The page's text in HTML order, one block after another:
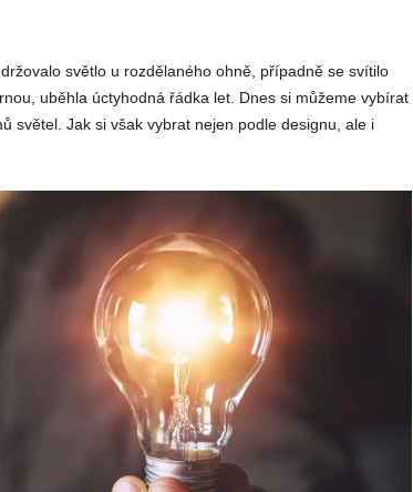
světlo u rozdělaného ohně, případně se svítilo
uběhla úctyhodná řádka let. Dnes si můžeme vybírat
světel. Jak si však vybrat nejen podle designu, ale i